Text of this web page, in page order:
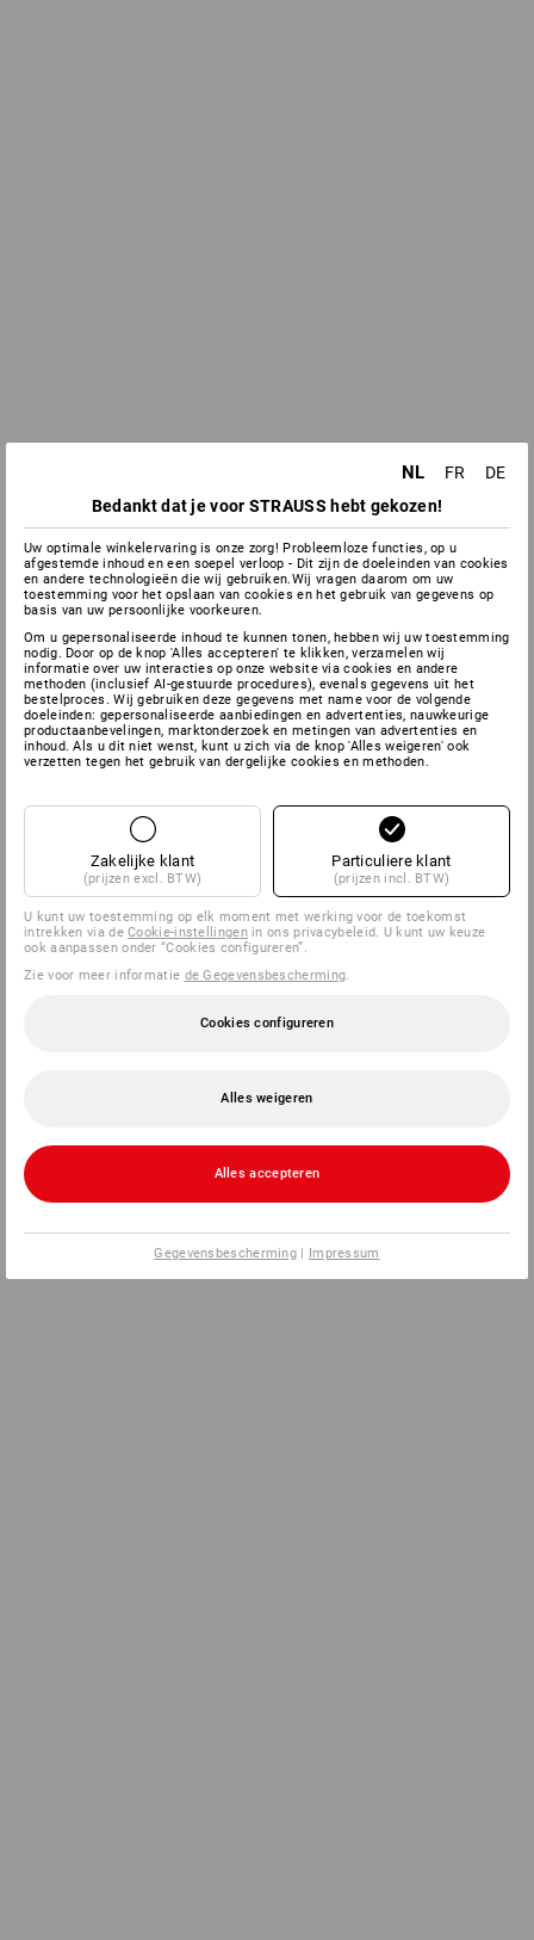
NL FR
DE
Bedankt dat je voor STRAUSS hebt gekozen!
Uw optimale winkelervaring is onze zorg! Probleemloze functies, op u
afgestemde inhoud en een soepel verloop - Dit zijn de doeleinden van cookies
en andere technologieën die wij gebruiken.Wij vragen daarom om uw
toestemming voor het opslaan van cookies en het gebruik van gegevens op
basis van uw persoonlijke voorkeuren.
Om u gepersonaliseerde inhoud te kunnen tonen, hebben wij uw toestemming
nodig. Door op de knop 'Alles accepteren' te klikken, verzamelen wij
informatie over uw interacties op onze website via cookies en andere
methoden (inclusief AI-gestuurde procedures), evenals gegevens uit het
bestelproces. Wij gebruiken deze gegevens met name voor de volgende
doeleinden: gepersonaliseerde aanbiedingen en advertenties, nauwkeurige
productaanbevelingen, marktonderzoek en metingen van advertenties en
inhoud. Als u dit niet wenst, kunt u zich via de knop 'Alles weigeren' ook
verzetten tegen het gebruik van dergelijke cookies en methoden.
Zakelijke klant
(prijzen excl. BTW)
Particuliere klant
(prijzen incl. BTW)
U kunt uw toestemming op elk moment met werking voor de toekomst
intrekken via deCookie-instellingenin ons privacybeleid. U kunt uw keuze
ook aanpassen onder “Cookies configureren”.
Zie voor meer informatie de Gegevensbescherming
Cookies configureren
Alles weigeren
Alles accepteren
Gegevensbescherming | Impressum